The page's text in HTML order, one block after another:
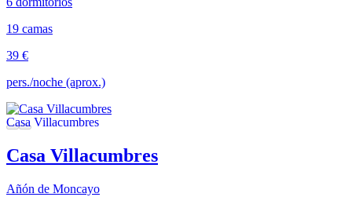
19 camas
39 €
pers./noche (aprox.)
Casa Villacumbres
Añón de Moncayo